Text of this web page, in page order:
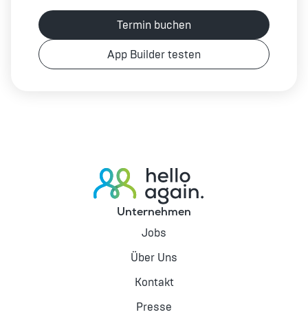
Termin buchen
App Builder testen
Unternehmen
Jobs
Über Uns
Kontakt
Presse